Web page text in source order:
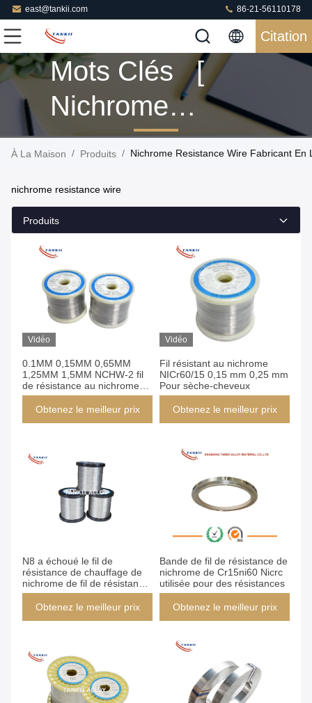
east@tankii.com 86-21-56110178
Citation
Mots Clés [
Nichrome
Resistance Wire
Correspondance
160 Produits
À La Maison / Produits / Nichrome Resistance Wire Fabricant En
nichrome resistance wire
Produits
Vidéo
0.1MM 0,15MM 0,65MM
1,25MM 1,5MM NCHW-2 fil
de résistance au nichrome
pour couvertures électriques
Obtenez le meilleur prix
Vidéo
Fil résistant au nichrome
NICr60/15 0,15 mm 0,25 mm
Pour sèche-cheveux
Obtenez le meilleur prix
N8 a échoué le fil de
résistance de chauffage de
nichrome de fil de résistance
électrique
Obtenez le meilleur prix
Bande de fil de résistance de
nichrome de Cr15ni60 Nicrc
utilisée pour des résistances
Obtenez le meilleur prix